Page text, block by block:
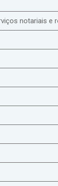
notariais e